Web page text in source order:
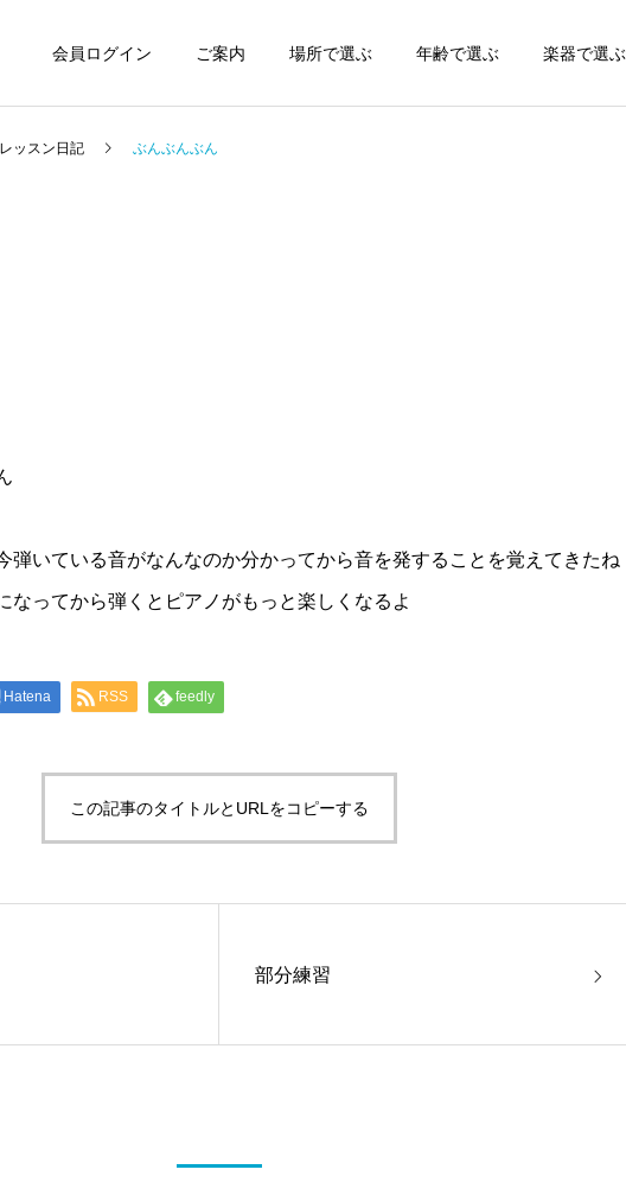
会員ログイン ご案内 場所で選ぶ 年齢で選ぶ 楽器で選ぶ
レッスン日記 ぶんぶんぶん
弾いている音がなんなのか分かってから音を発することを覚えてきたね
なってから弾くとピアノがもっと楽しくなるよ
Hatena RSS feedly
この記事のタイトルとURLをコピーする
部分練習